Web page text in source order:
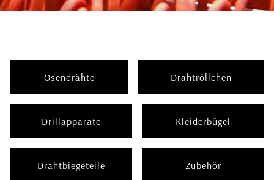
Ösendrähte Drahtröllchen
Drillapparate Kleiderbügel
Drahtbiegeteile Zubehör